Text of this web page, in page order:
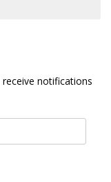
notifications